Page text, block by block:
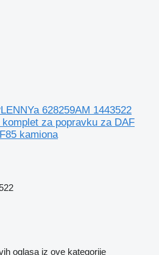
628259AM 1443522
za popravku za DAF
kamiona
oglasa iz ove kategorije